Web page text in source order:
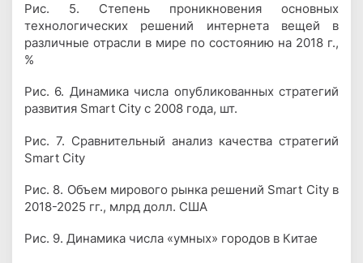
Рис. 5. Степень проникновения основных
технологических решений интернета вещей в
различные отрасли в мире по состоянию на 2018 г.,
%
Рис. 6. Динамика числа опубликованных стратегий
развития Smart City c 2008 года, шт.
Рис. 7. Сравнительный анализ качества стратегий
Smart City
Рис. 8. Объем мирового рынка решений Smart City в
2018-2025 гг., млрд долл. США
Рис. 9. Динамика числа «умных» городов в Китае